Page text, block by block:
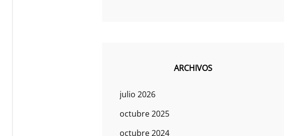
ARCHIVOS
julio 2026
octubre 2025
octubre 2024